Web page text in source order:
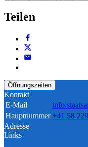
Teilen
Öffnungszeiten
Kontakt
E-Mail
Hauptnummer +41 58
Adresse
Links